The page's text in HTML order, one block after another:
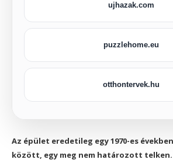
ujhazak.com
puzzlehome.eu
otthontervek.hu
Az épület eredetileg egy 1970-es
között, egy meg nem határozott